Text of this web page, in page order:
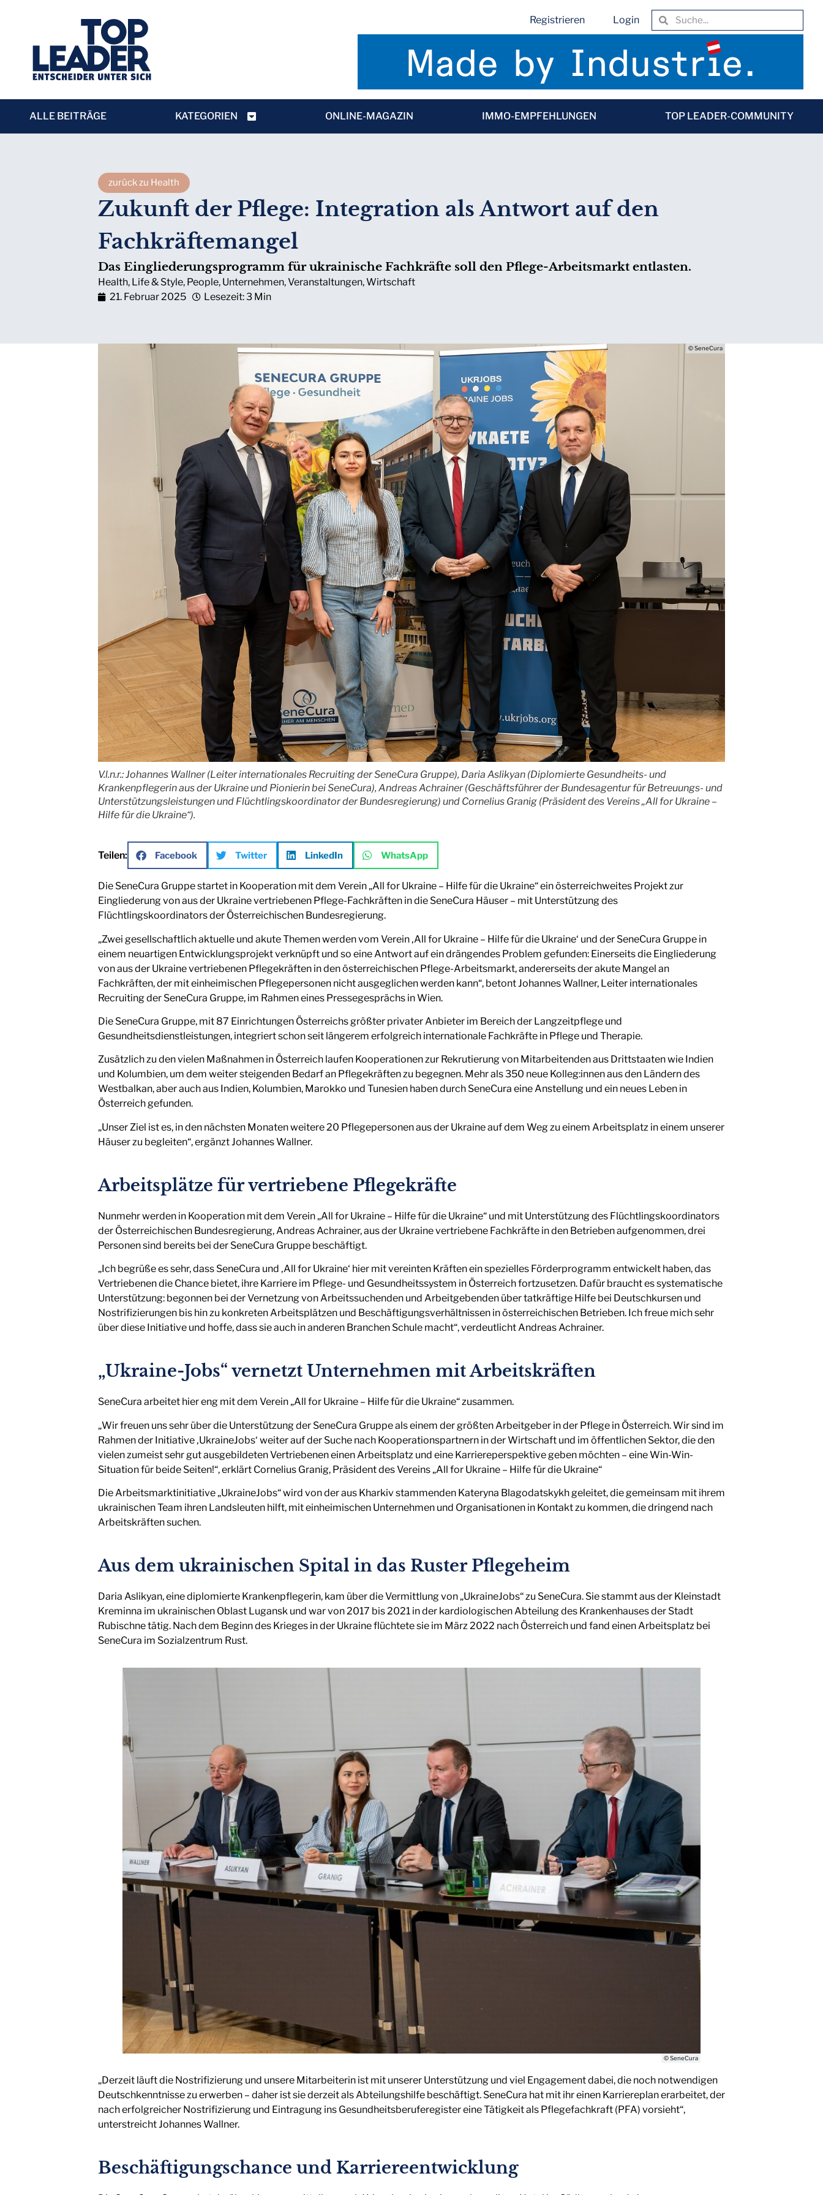
Registrieren Login
ALLE BEITRÄGE KATEGORIEN ONLINE-MAGAZIN IMMO-EMPFEHLUNGEN TOP LEADER-COMMUNITY
zurück zu Health
Zukunft der Pflege: Integration als Antwort auf den
Fachkräftemangel
Das Eingliederungsprogramm für ukrainische Fachkräfte soll den Pflege-Arbeitsmarkt entlasten.
Health, Life & Style, People, Unternehmen,Veranstaltungen,Wirtschaft
21. Februar 2025
Lesezeit: 3 Min
© SeneCura
V.l.n.r.: Johannes Wallner (Leiter internationales Recruiting der SeneCura Gruppe), Daria Aslikyan (Diplomierte Gesundheits- und
Krankenpflegerin aus der Ukraine und Pionierin bei SeneCura), Andreas Achrainer (Geschäftsführer der Bundesagentur für Betreuungs- und
Unterstützungsleistungen und Flüchtlingskoordinator der Bundesregierung) und Cornelius Granig (Präsident des Vereins „All for Ukraine –
Hilfe für die Ukraine“).
Teilen: Facebook Twitter LinkedIn WhatsApp
Die SeneCura Gruppe startet in Kooperation mit dem Verein „All for Ukraine – Hilfe für die Ukraine“ ein österreichweites Projekt zur
Eingliederung von aus der Ukraine vertriebenen Pflege-Fachkräften in die SeneCura Häuser – mit Unterstützung des
Flüchtlingskoordinators der Österreichischen Bundesregierung.
„Zwei gesellschaftlich aktuelle und akute Themen werden vom Verein ‚All for Ukraine – Hilfe für die Ukraine‘ und der SeneCura Gruppe in
einem neuartigen Entwicklungsprojekt verknüpft und so eine Antwort auf ein drängendes Problem gefunden: Einerseits die Eingliederung
von aus der Ukraine vertriebenen Pflegekräften in den österreichischen Pflege-Arbeitsmarkt, andererseits der akute Mangel an
Fachkräften, der mit einheimischen Pflegepersonen nicht ausgeglichen werden kann“, betont Johannes Wallner, Leiter internationales
Recruiting der SeneCura Gruppe, im Rahmen eines Pressegesprächs in Wien.
Die SeneCura Gruppe, mit 87 Einrichtungen Österreichs größter privater Anbieter im Bereich der Langzeitpflege und
Gesundheitsdienstleistungen, integriert schon seit längerem erfolgreich internationale Fachkräfte in Pflege und Therapie.
Zusätzlich zu den vielen Maßnahmen in Österreich laufen Kooperationen zur Rekrutierung von Mitarbeitenden aus Drittstaaten wie Indien
und Kolumbien, um dem weiter steigenden Bedarf an Pflegekräften zu begegnen. Mehr als 350 neue Kolleg:innen aus den Ländern des
Westbalkan, aber auch aus Indien, Kolumbien, Marokko und Tunesien haben durch SeneCura eine Anstellung und ein neues Leben in
Österreich gefunden.
„Unser Ziel ist es, in den nächsten Monaten weitere 20 Pflegepersonen aus der Ukraine auf dem Weg zu einem Arbeitsplatz in einem unserer
Häuser zu begleiten“, ergänzt Johannes Wallner.
Arbeitsplätze für vertriebene Pflegekräfte
Nunmehr werden in Kooperation mit dem Verein „All for Ukraine – Hilfe für die Ukraine“ und mit Unterstützung des Flüchtlingskoordinators
der Österreichischen Bundesregierung, Andreas Achrainer, aus der Ukraine vertriebene Fachkräfte in den Betrieben aufgenommen, drei
Personen sind bereits bei der SeneCura Gruppe beschäftigt.
„Ich begrüße es sehr, dass SeneCura und ‚All for Ukraine‘ hier mit vereinten Kräften ein spezielles Förderprogramm entwickelt haben, das
Vertriebenen die Chance bietet, ihre Karriere im Pflege- und Gesundheitssystem in Österreich fortzusetzen. Dafür braucht es systematische
Unterstützung: begonnen bei der Vernetzung von Arbeitssuchenden und Arbeitgebenden über tatkräftige Hilfe bei Deutschkursen und
Nostrifizierungen bis hin zu konkreten Arbeitsplätzen und Beschäftigungsverhältnissen in österreichischen Betrieben. Ich freue mich sehr
über diese Initiative und hoffe, dass sie auch in anderen Branchen Schule macht“, verdeutlicht Andreas Achrainer.
„Ukraine-Jobs“ vernetzt Unternehmen mit Arbeitskräften
SeneCura arbeitet hier eng mit dem Verein „All for Ukraine – Hilfe für die Ukraine“ zusammen.
„Wir freuen uns sehr über die Unterstützung der SeneCura Gruppe als einem der größten Arbeitgeber in der Pflege in Österreich. Wir sind im
Rahmen der Initiative ‚UkraineJobs‘ weiter auf der Suche nach Kooperationspartnern in der Wirtschaft und im öffentlichen Sektor, die den
vielen zumeist sehr gut ausgebildeten Vertriebenen einen Arbeitsplatz und eine Karriereperspektive geben möchten – eine Win-Win-
Situation für beide Seiten!“, erklärt Cornelius Granig, Präsident des Vereins „All for Ukraine – Hilfe für die Ukraine“
Die Arbeitsmarktinitiative „UkraineJobs“ wird von der aus Kharkiv stammenden Kateryna Blagodatskykh geleitet, die gemeinsam mit ihrem
ukrainischen Team ihren Landsleuten hilft, mit einheimischen Unternehmen und Organisationen in Kontakt zu kommen, die dringend nach
Arbeitskräften suchen.
Aus dem ukrainischen Spital in das Ruster Pflegeheim
Daria Aslikyan, eine diplomierte Krankenpflegerin, kam über die Vermittlung von „UkraineJobs“ zu SeneCura. Sie stammt aus der Kleinstadt
Kreminna im ukrainischen Oblast Lugansk und war von 2017 bis 2021 in der kardiologischen Abteilung des Krankenhauses der Stadt
Rubischne tätig. Nach dem Beginn des Krieges in der Ukraine flüchtete sie im März 2022 nach Österreich und fand einen Arbeitsplatz bei
SeneCura im Sozialzentrum Rust.
© SeneCura
„Derzeit läuft die Nostrifizierung und unsere Mitarbeiterin ist mit unserer Unterstützung und viel Engagement dabei, die noch notwendigen
Deutschkenntnisse zu erwerben – daher ist sie derzeit als Abteilungshilfe beschäftigt. SeneCura hat mit ihr einen Karriereplan erarbeitet, der
nach erfolgreicher Nostrifizierung und Eintragung ins Gesundheitsberuferegister eine Tätigkeit als Pflegefachkraft (PFA) vorsieht“,
unterstreicht Johannes Wallner.
Beschäftigungschance und Karriereentwicklung